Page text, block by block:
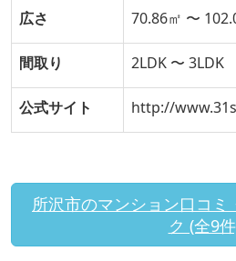
広さ 70.86㎡ 〜
間取り 2LDK 〜 3LDK
公式サイト http://
所沢市のマンション口コミ
ク (全9